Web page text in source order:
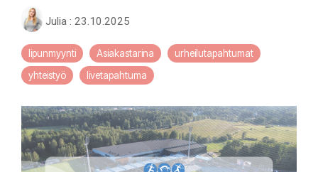
Julia : 23.10.2025
lipunmyynti Asiakastarina
urheilutapahtumat
yhteistyö
livetapahtuma